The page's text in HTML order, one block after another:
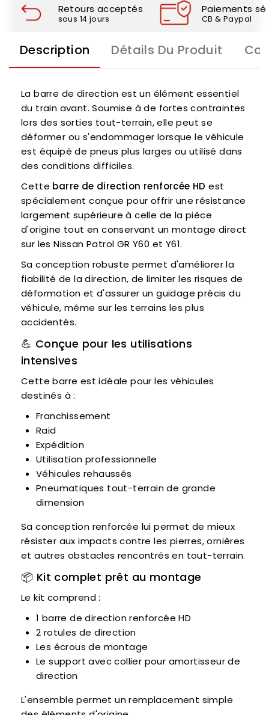
Retours acceptés
sous 14 jours
Paiements
CB & Paypal
Description Détails Du Produit
La barre de direction est un élément essentiel
du train avant. Soumise à de fortes contraintes
lors des sorties tout-terrain, elle peut se
déformer ou s'endommager lorsque le véhicule
est équipé de pneus plus larges ou utilisé dans
des conditions difficiles.
Cette barre de direction renforcée HD est
spécialement conçue pour offrir une résistance
largement supérieure à celle de la pièce
d'origine tout en conservant un montage direct
sur les Nissan Patrol GR Y60 et Y61.
Sa conception robuste permet d'améliorer la
fiabilité de la direction, de limiter les risques de
déformation et d'assurer un guidage précis du
véhicule, même sur les terrains les plus
accidentés.
💪 Conçue pour les utilisations
intensives
Cette barre est idéale pour les véhicules
destinés à :
Franchissement
Raid
Expédition
Utilisation professionnelle
Véhicules rehaussés
Pneumatiques tout-terrain de grande
dimension
Sa conception renforcée lui permet de mieux
résister aux impacts contre les pierres, ornières
et autres obstacles rencontrés en tout-terrain.
📦 Kit complet prêt au montage
Le kit comprend :
1 barre de direction renforcée HD
2 rotules de direction
Les écrous de montage
Le support avec collier pour amortisseur de
direction
L'ensemble permet un remplacement simple